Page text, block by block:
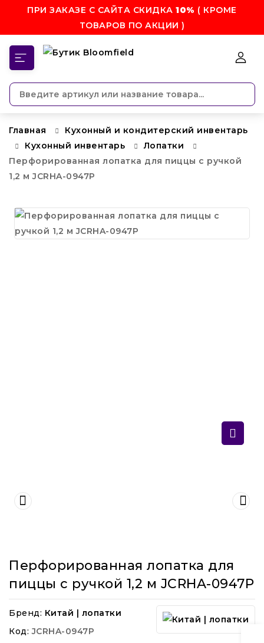
ПРИ ЗАКАЗЕ С САЙТА СКИДКА10% ( КРОМЕ
ТОВАРОВ ПО АКЦИИ )
Главная
Кухонный и кондитерский инвентарь
Кухонный инвентарь
Лопатки
Перфорированная лопатка для пиццы с ручкой
1,2 м JCRHA-0947P
Перфорированная лопатка для
пиццы с ручкой 1,2 м JCRHA-0947P
Бренд: Китай | лопатки
Код: JCRHA-0947P